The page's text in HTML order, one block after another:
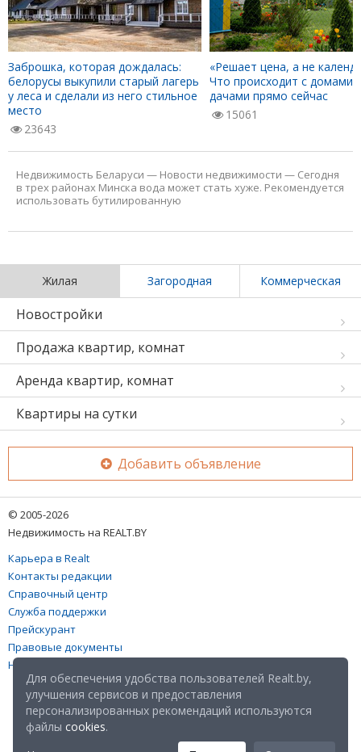
Заброшка, которая дождалась:
белорусы выкупили старый лагерь
у леса и сделали из него стильное
место
23643
«Решает цена, а не
Что происходит с домами
дачами прямо сейчас
15061
Недвижимость Беларуси — Новости недвижимости — Сегодня
в трех районах Минска вода может стать хуже. Рекомендуется
использовать бутилированную
Жилая Загородная Коммерческая
Новостройки
Продажа квартир, комнат
Аренда квартир, комнат
Квартиры на сутки
Добавить объявление
© 2005-2026
Недвижимость на REALT.BY
Карьера в Realt
Контакты редакции
Справочный центр
Служба поддержки
Прейскурант
Правовые документы
Настройка файлов cookies
Для обеспечения удобства пользователей Realt.by,
улучшения сервисов и предоставления
персонализированных рекомендаций используются
файлы cookies.